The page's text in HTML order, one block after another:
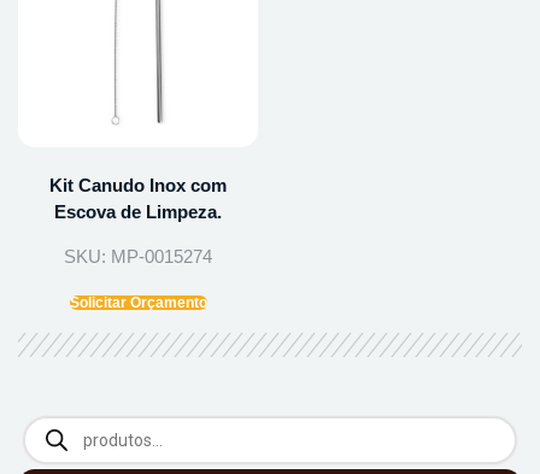
Kit Canudo Inox com
Escova de Limpeza.
SKU: MP-0015274
Solicitar Orçamento